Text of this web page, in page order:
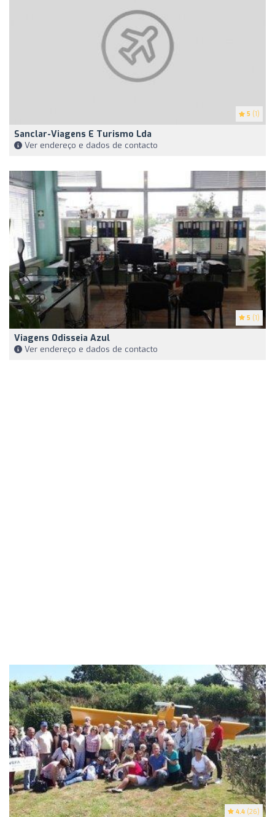
5 (1)
Sanclar-Viagens E Turismo Lda
Ver endereço e dados de contacto
5 (1)
Viagens Odisseia Azul
Ver endereço e dados de contacto
4.4 (26)